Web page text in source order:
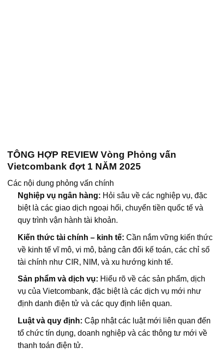
TÔNG HỢP REVIEW Vòng Phỏng vấn
Vietcombank đợt 1 NĂM 2025
Các nội dung phỏng vấn chính
Nghiệp vụ ngân hàng: Hỏi sâu về các nghiệp vụ, đặc
biệt là các giao dịch ngoại hối, chuyển tiền quốc tế và
quy trình vận hành tài khoản.
Kiến thức tài chính – kinh tế: Cần nắm vững kiến thức
về kinh tế vĩ mô, vi mô, bảng cân đối kế toán, các chỉ số
tài chính như CIR, NIM, và xu hướng kinh tế.
Sản phẩm và dịch vụ: Hiểu rõ về các sản phẩm, dịch
vụ của Vietcombank, đặc biệt là các dịch vụ mới như
định danh điện tử và các quy định liên quan.
Luật và quy định: Cập nhật các luật mới liên quan đến
tổ chức tín dụng, doanh nghiệp và các thông tư mới về
thanh toán điện tử.